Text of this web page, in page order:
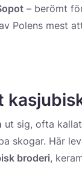
– berömt
Polens mest
ut sig, ofta kallat
skogar. Här
broderi,